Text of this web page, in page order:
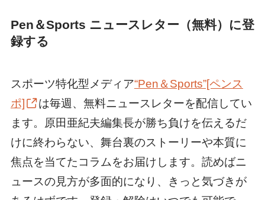
Pen＆Sports ニュースレター（無料）に登
録する
スポーツ特化型メディア“Pen＆Sports”[ペンス
ポ]
は毎週、無料ニュースレターを配信してい
ます。原田亜紀夫編集長が勝ち負けを伝えるだ
けに終わらない、舞台裏のストーリーや本質に
焦点を当てたコラムをお届けします。読めばニ
ュースの見方が多面的になり、きっと気づきが